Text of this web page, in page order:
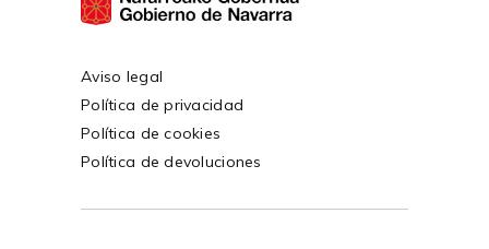
Aviso legal
Política de privacidad
Política de cookies
Política de devoluciones